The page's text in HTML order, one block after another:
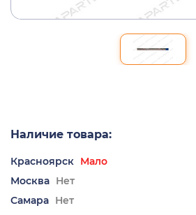
Наличие товара:
Красноярск Мало
Москва Нет
Самара Нет